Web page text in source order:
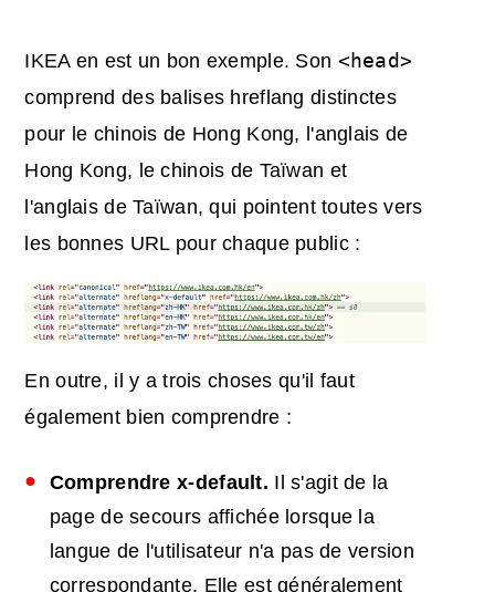
IKEA en est un bon exemple. Son <head>
comprend des balises hreflang distinctes
pour le chinois de Hong Kong, l'anglais de
Hong Kong, le chinois de Taïwan et
l'anglais de Taïwan, qui pointent toutes vers
les bonnes URL pour chaque public :
En outre, il y a trois choses qu'il faut
également bien comprendre :
Comprendre x-default. Il s'agit de la
page de secours affichée lorsque la
langue de l'utilisateur n'a pas de version
correspondante. Elle est généralement